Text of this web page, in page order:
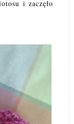
i zaczęło